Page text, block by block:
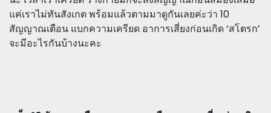
แค่เราไม่ทันสังเกต พร้อมแล้วตามมาดูกันเลยค่ะว่า 10
สัญญาณเตือน แบกความเครียด อาการเสี่ยงก่อนเกิด ‘สโตรก’
จะมีอะไรกันบ้างนะคะ